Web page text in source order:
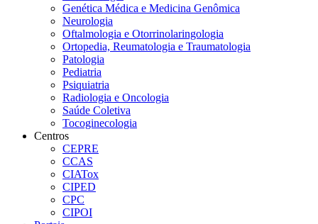
Genética Médica e Medicina Genômica
Neurologia
Oftalmologia e Otorrinolaringologia
Ortopedia, Reumatologia e Traumatologia
Patologia
Pediatria
Psiquiatria
Radiologia e Oncologia
Saúde Coletiva
Tocoginecologia
Centros
CEPRE
CCAS
CIATox
CIPED
CPC
CIPOI